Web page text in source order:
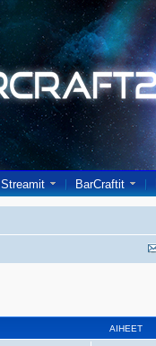
Streamit BarCraftit
AIHEET